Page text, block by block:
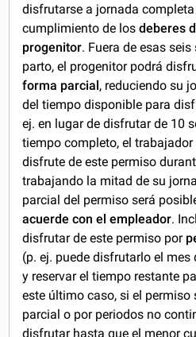
disfrutarse a jornada
cumplimiento de los deberes
progenitor. Fuera de esas
parto, el progenitor podrá
forma parcial, reduciendo su
del tiempo disponible para
ej. en lugar de disfrutar de 10
tiempo completo, el
disfrute de este permiso
trabajando la mitad de su
parcial del permiso será
acuerde con el empleador.
disfrutar de este permiso por
(p. ej. puede disfrutarlo el
y reservar el tiempo restante
este último caso, si el
parcial o por periodos no
disfrutar hasta que el menor